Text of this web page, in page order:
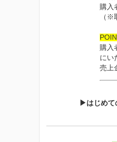
購入
（※
購入
にい
売上
▶はじめて